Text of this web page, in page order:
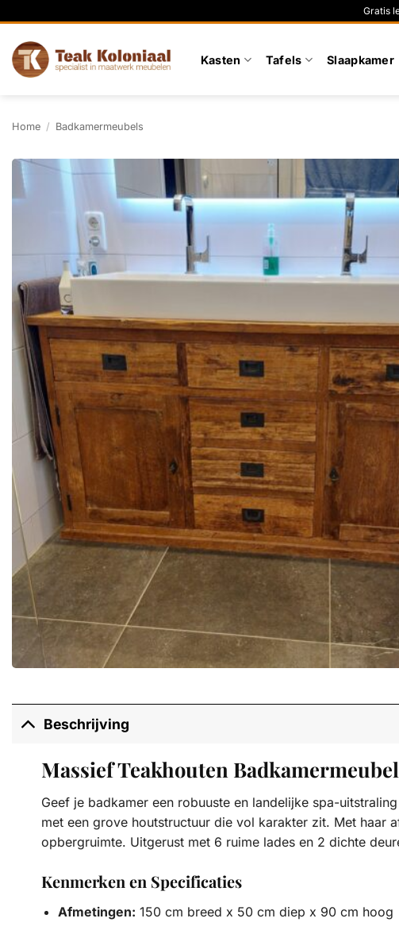
naar
inhoud
Gratis
Kasten Tafels Slaapkamer
Home / Badkamermeubels
Beschrijving
Massief Teakhouten
Geef je badkamer een robuuste en landelijke spa-
met een grove houtstructuur die vol karakter zit. Met haar
opbergruimte. Uitgerust met 6 ruime lades en 2 dichte
Kenmerken en Specificaties
Afmetingen: 150 cm breed x 50 cm diep x 90 cm hoog